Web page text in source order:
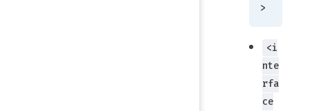
>
<i
nte
rfa
ce